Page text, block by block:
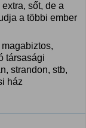
sőt, de a
a többi ember
társasági
strandon, stb,
ház